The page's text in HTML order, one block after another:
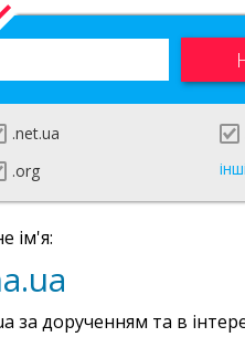
.net.ua
.org
ім'я:
дорученням та в